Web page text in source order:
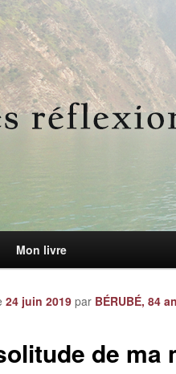
aînés de 65 ans et +
principal
secondaire
Mon livre
de ma
24 juin 2019 par BÉRUBÉ, 84